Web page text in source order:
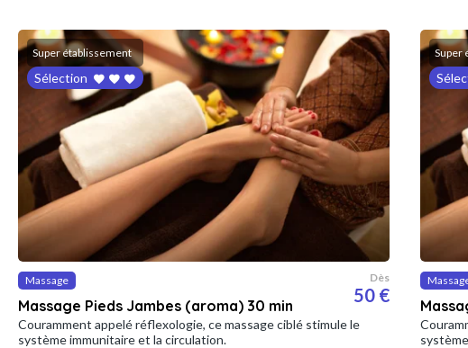
Super établissement
Sélection
Massage
Massage Pieds Jambes (aroma) 30 min
Dès
50 €
Couramment appelé réflexologie, ce massage ciblé stimule le
système immunitaire et la circulation.
Super